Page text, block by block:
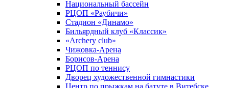
Национальный бассейн
РЦОП «Раубичи»
Стадион «Динамо»
Бильярдный клуб «Классик»
«Archery club»
Чижовка-Арена
Борисов-Арена
РЦОП по теннису
Дворец художественной гимнастики
Центр по прыжкам на батуте в Витебске